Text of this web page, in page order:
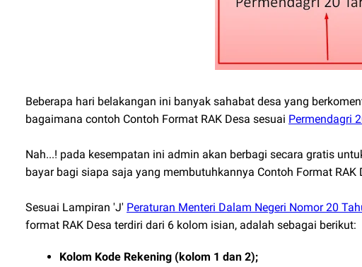
Beberapa hari belakangan ini banyak sahabat desa yang
bagaimana contoh Contoh Format RAK Desa sesuai Permendagri
Nah...! pada kesempatan ini admin akan berbagi secara gratis
bayar bagi siapa saja yang membutuhkannya Contoh Format RAK
Sesuai Lampiran 'J' Peraturan Menteri Dalam Negeri Nomor 20
format RAK Desa terdiri dari 6 kolom isian, adalah sebagai berikut:
Kolom Kode Rekening (kolom 1 dan 2);